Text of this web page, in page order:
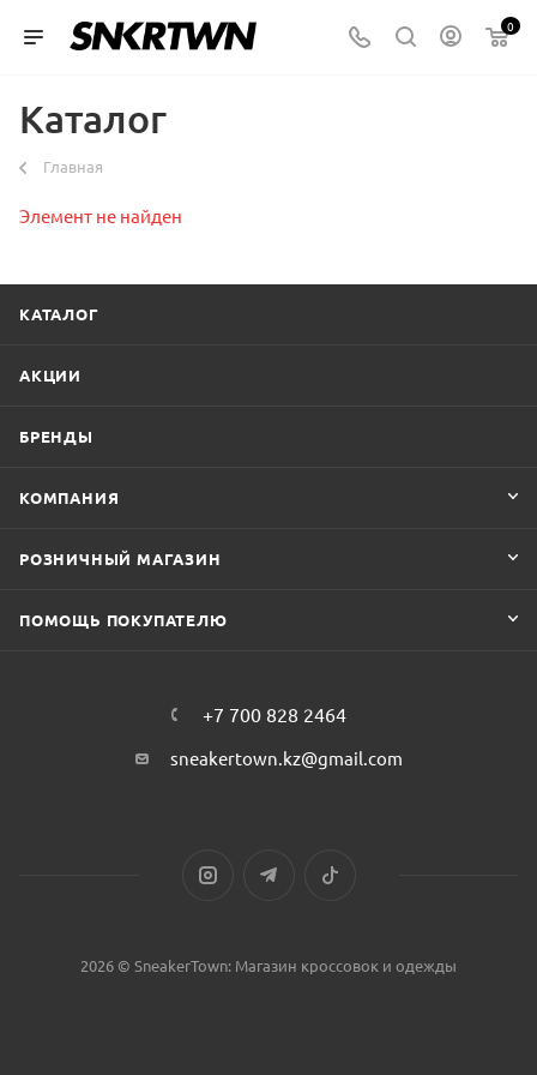
0
Каталог
Главная
Элемент не найден
КАТАЛОГ
АКЦИИ
БРЕНДЫ
КОМПАНИЯ
РОЗНИЧНЫЙ МАГАЗИН
ПОМОЩЬ ПОКУПАТЕЛЮ
+7 700 828 2464
sneakertown.kz@gmail.com
2026 © SneakerTown: Магазин кроссовок и одежды